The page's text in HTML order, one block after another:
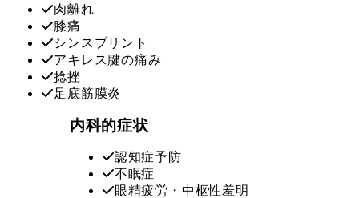
肉離れ
膝痛
シンスプリント
アキレス腱の痛み
捻挫
足底筋膜炎
内科的症状
認知症予防
不眠症
眼精疲労・中枢性羞明